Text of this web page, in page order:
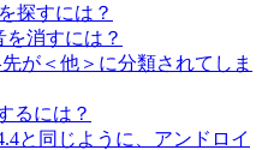
探すには？
消すには？
が＜他＞に分類されてしま
るには？
と同じように、アンドロイ